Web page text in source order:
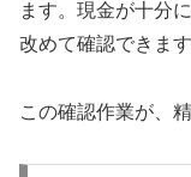
ます。現金が十分
改めて確認できます
この確認作業が、